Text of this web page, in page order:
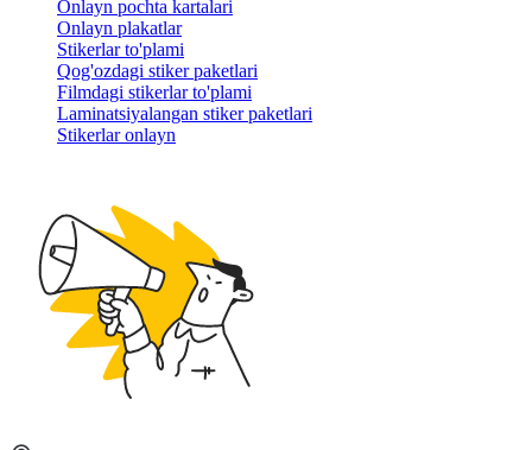
Onlayn pochta kartalari
Onlayn plakatlar
Stikerlar to'plami
Qog'ozdagi stiker paketlari
Filmdagi stikerlar to'plami
Laminatsiyalangan stiker paketlari
Stikerlar onlayn